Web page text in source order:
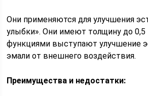
Они применяются для улучшения
улыбки». Они имеют толщину до
функциями выступают улучшение
эмали от внешнего воздействия.
Преимущества и недостатки: